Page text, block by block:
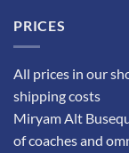
PRICES
All prices in our
shipping costs
Miryam Alt
of coaches and